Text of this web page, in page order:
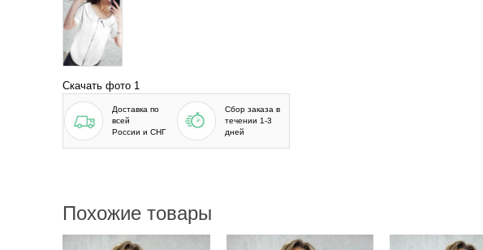
Скачать фото 1
Доставка по
всей
России и СНГ
Сбор заказа в
течении 1-3
дней
Похожие товары